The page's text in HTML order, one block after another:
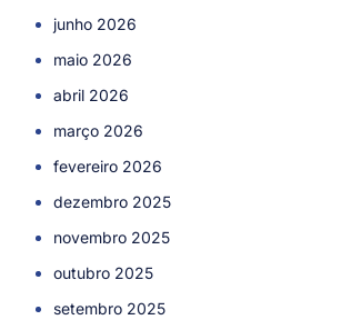
junho 2026
maio 2026
abril 2026
março 2026
fevereiro 2026
dezembro 2025
novembro 2025
outubro 2025
setembro 2025